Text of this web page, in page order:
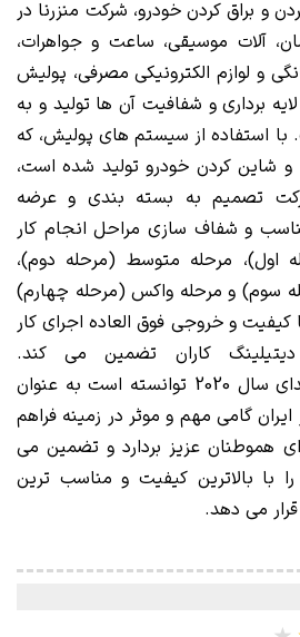
و براق کردن خودرو، شرکت منزرنا در
آلات موسیقی، ساعت و جواهرات،
و لوازم الکترونیکی مصرفی، پولیش
برداری و شفافیت آن ها تولید و به
با استفاده از سیستم های پولیش، که
کردن خودرو تولید شده است،
تصمیم به بسته بندی و عرضه
و شفاف سازی مراحل انجام کار
اول)، مرحله متوسط (مرحله دوم)،
سوم) و مرحله واکس(مرحله چهارم)
و خروجی فوق العاده اجرای کار
کاران تضمین می کند.
از ابتدای سال 2020 توانسته است به عنوان
ایران گامی مهم و موثر در زمینه فراهم
هموطنان عزیز بردارد و تضمین می
با بالاترین کیفیت و مناسب ترین
می دهد.